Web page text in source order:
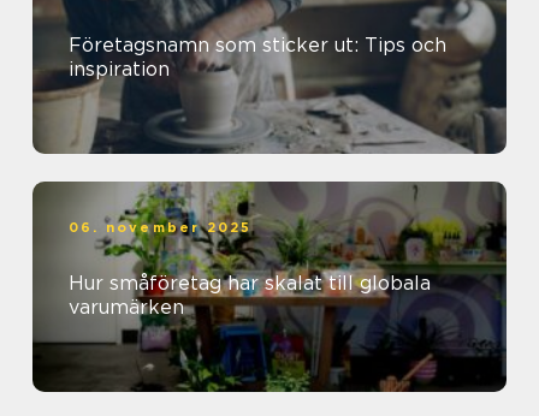
Företagsnamn som sticker ut: Tips och
inspiration
06. november 2025
Hur småföretag har skalat till globala
varumärken